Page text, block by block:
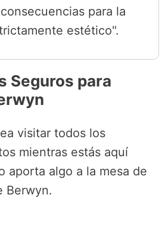
para la
estético".
Seguros para
visitar todos los
mientras estás aquí
aporta algo a la mesa de
Berwyn.